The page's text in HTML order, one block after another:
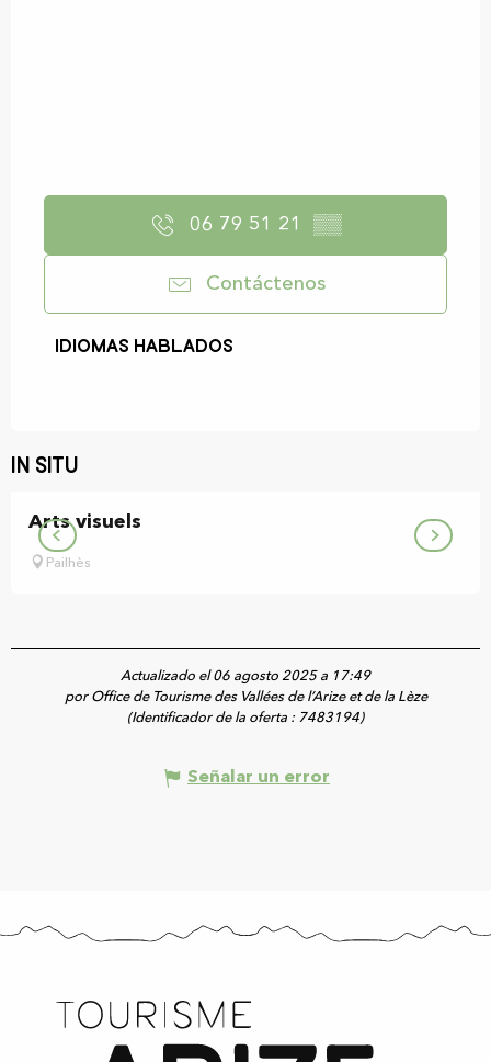
06 79 51 21 ▒▒
Contáctenos
Idiomas hablados
Idiomas hablados
In situ
Arts visuels
Pailhès
Actualizado el 06 agosto 2025 a 17:49
por Office de Tourisme des Vallées de l’Arize et de la Lèze
(Identificador de la oferta : 7483194)
Señalar un error